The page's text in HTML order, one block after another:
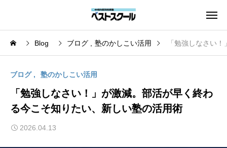
Blog ブログ 塾のかしこい活用 「勉強しなさい
ブログ 塾のかしこい活用
「勉強しなさい！」が激減。部活が早く終わ
る今こそ知りたい、新しい塾の活用術
2026.04.13